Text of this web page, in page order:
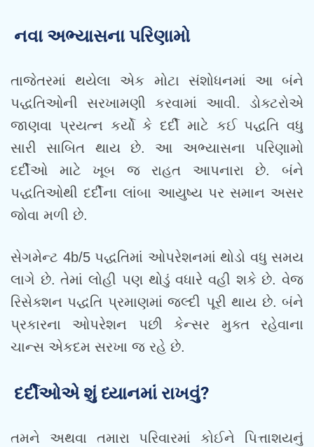
નવા અભ્યાસના પરિણામો
તાજેતરમાં થયેલા એક મોટા સંશોધનમાં આ બંને
પદ્ધતિઓની સરખામણી કરવામાં આવી. ડોક્ટરોએ
જાણવા પ્રયત્ન કર્યો કે દર્દી માટે કઈ પદ્ધતિ વધુ
સારી સાબિત થાય છે. આ અભ્યાસના પરિણામો
દર્દીઓ માટે ખૂબ જ રાહત આપનારા છે. બંને
પદ્ધતિઓથી દર્દીના લાંબા આયુષ્ય પર સમાન અસર
જોવા મળી છે.
સેગમેન્ટ 4b/5 પદ્ધતિમાં ઓપરેશનમાં થોડો વધુ સમય
લાગે છે. તેમાં લોહી પણ થોડું વધારે વહી શકે છે. વેજ
રિસેક્શન પદ્ધતિ પ્રમાણમાં જલ્દી પૂરી થાય છે. બંને
પ્રકારના ઓપરેશન પછી કેન્સર મુક્ત રહેવાના
ચાન્સ એકદમ સરખા જ રહે છે.
દર્દીઓએ શું ધ્યાનમાં રાખવું?
તમને અથવા તમારા પરિવારમાં કોઈને પિત્તાશયનું